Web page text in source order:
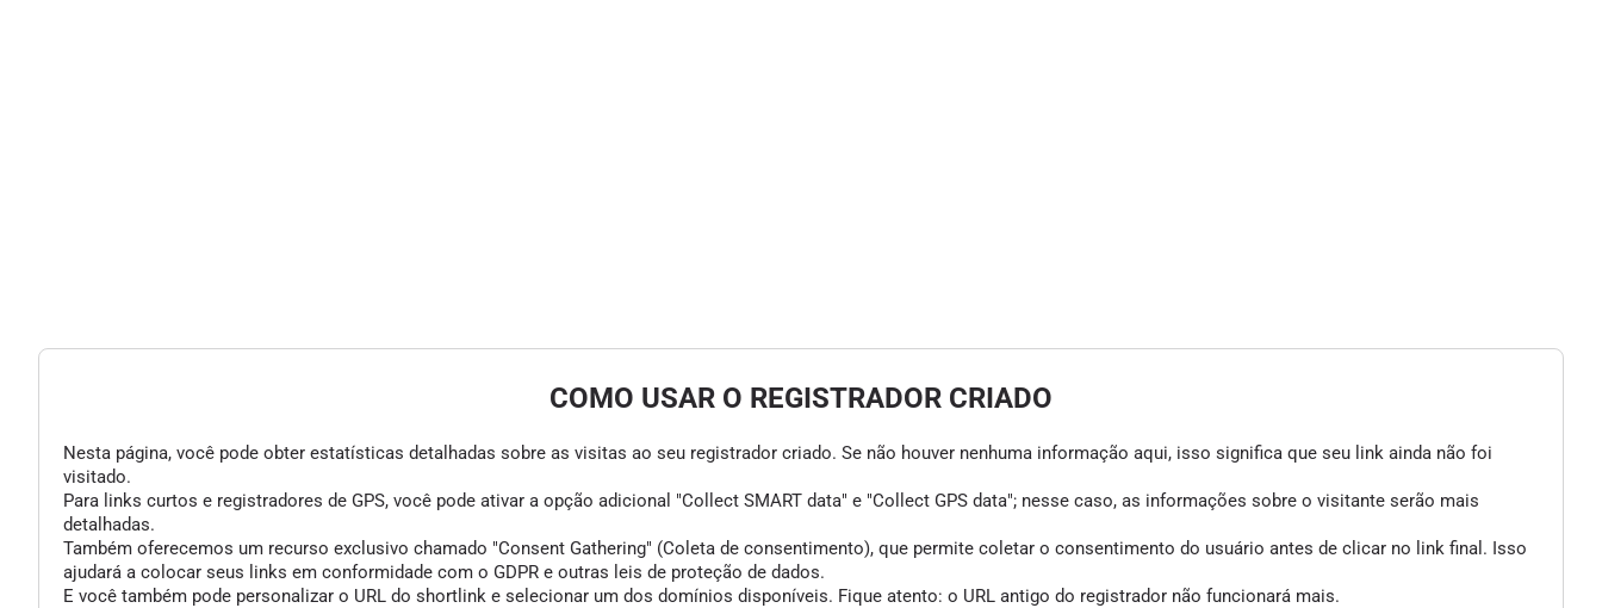
COMO USAR O REGISTRADOR CRIADO
Nesta página, você pode obter estatísticas detalhadas sobre as visitas ao seu registrador criado. Se não houver nenhuma informação aqui, isso significa que seu link ainda não foi
visitado.
Para links curtos e registradores de GPS, você pode ativar a opção adicional "Collect SMART data" e "Collect GPS data"; nesse caso, as informações sobre o visitante serão mais
detalhadas.
Também oferecemos um recurso exclusivo chamado "Consent Gathering" (Coleta de consentimento), que permite coletar o consentimento do usuário antes de clicar no link final. Isso
ajudará a colocar seus links em conformidade com o GDPR e outras leis de proteção de dados.
E você também pode personalizar o URL do shortlink e selecionar um dos domínios disponíveis. Fique atento: o URL antigo do registrador não funcionará mais.